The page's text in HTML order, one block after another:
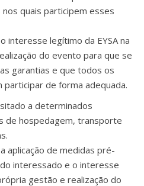
quais participem esses
interesse legítimo da EYSA na
do evento para que se
garantias e que todos os
de forma adequada.
a determinados
de hospedagem, transporte
aplicação de medidas pré-
interessado e o interesse
gestão e realização do